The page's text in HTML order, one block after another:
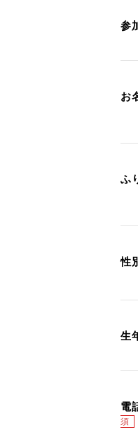
参
お
ふ
性
生
電